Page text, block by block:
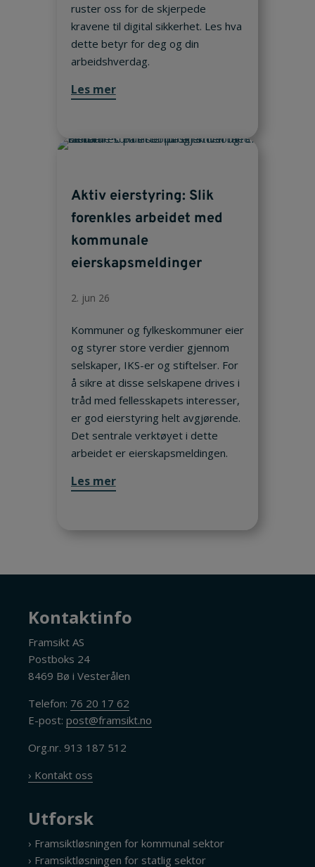
ruster oss for de skjerpede
kravene til digital sikkerhet. Les hva
dette betyr for deg og din
arbeidshverdag.
Les mer
Aktiv eierstyring: Slik
forenkles arbeidet med
kommunale
eierskapsmeldinger
2. jun 26
Kommuner og fylkeskommuner eier
og styrer store verdier gjennom
selskaper, IKS-er og stiftelser. For
å sikre at disse selskapene drives i
tråd med fellesskapets interesser,
er god eierstyring helt avgjørende.
Det sentrale verktøyet i dette
arbeidet er eierskapsmeldingen.
Les mer
Kontaktinfo
Framsikt AS
Postboks 24
8469 Bø i Vesterålen
Telefon: 76 20 17 62
E-post:post@framsikt.no
Org.nr. 913 187 512
› Kontakt oss
Utforsk
› Framsiktløsningen for kommunal sektor
› Framsiktløsningen for statlig sektor